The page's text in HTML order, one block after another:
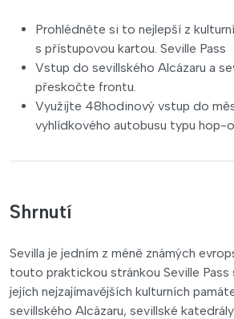
Prohlédněte si to nejlepší z
s přístupovou kartou. Seville Pass
Vstup do sevillského Alcázaru a
přeskočte frontu.
Využijte 48hodinový vstup do
vyhlídkového autobusu typu
Shrnutí
Sevilla je jedním z méně známých
touto praktickou stránkou Seville
jejích nejzajímavějších kulturních
sevillského Alcázaru, sevillské